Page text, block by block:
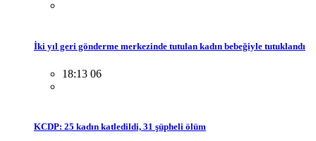
İki yıl geri gönderme merkezinde tutulan kadın bebeğiyle tutuklandı
18:13 06
KCDP: 25 kadın katledildi, 31 şüpheli ölüm